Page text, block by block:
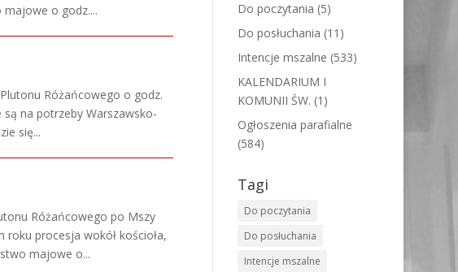
majowe o godz....
Różańcowego o godz.
na potrzeby Warszawsko-
się...
Różańcowego po Mszy
procesja wokół kościoła,
majowe o...
Do poczytania (5)
Do posłuchania (11)
Intencje mszalne (533)
KALENDARIUM I
KOMUNII ŚW. (1)
Ogłoszenia parafialne
(584)
Tagi
Do poczytania
Do posłuchania
Intencje mszalne